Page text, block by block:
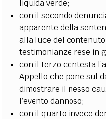
liquida verde;
con il secondo
apparente della
alla luce del
testimonianze rese in
con il terzo contesta
Appello che pone sul
dimostrare il nesso
l’evento dannoso;
con il quarto invece